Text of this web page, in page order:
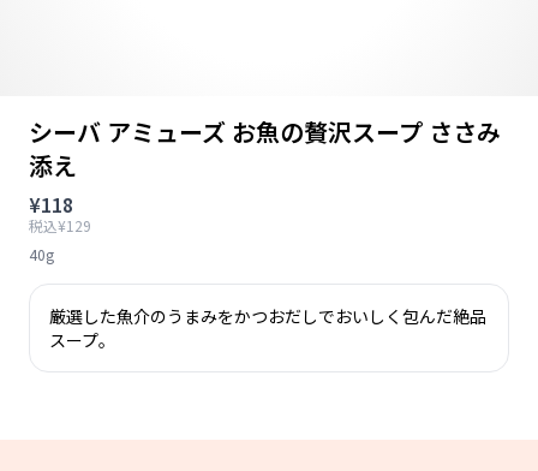
シーバ アミューズ お魚の贅沢スープ ささみ
添え
¥118
税込¥129
40g
厳選した魚介のうまみをかつおだしでおいしく包んだ絶品
スープ。